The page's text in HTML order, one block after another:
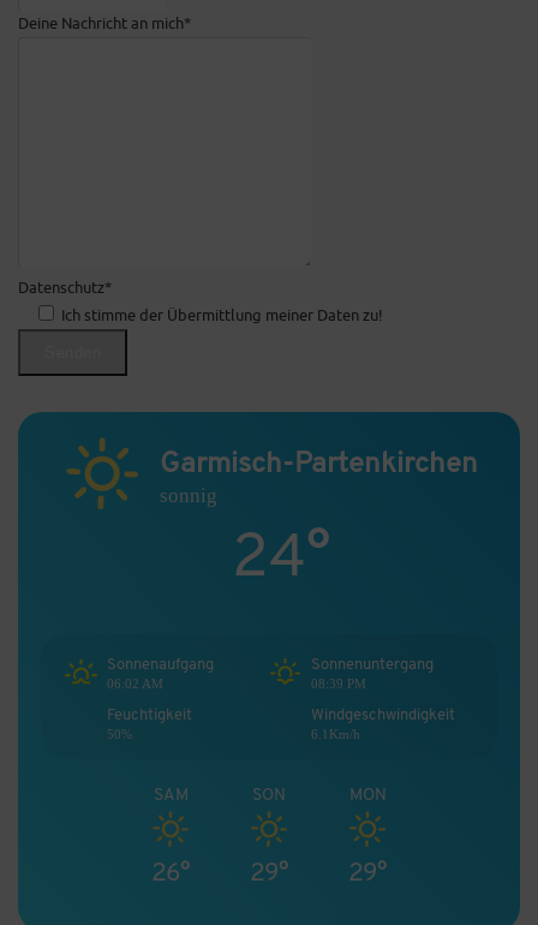
Deine Nachricht an mich*
Datenschutz*
Ich stimme der Übermittlung meiner Daten zu!
Garmisch-Partenkirchen
sonnig
24°
Sonnenaufgang
06:02 AM
Sonnenuntergang
08:39 PM
Feuchtigkeit
50%
Windgeschwindigkeit
6.1Km/h
SAM
26°
SON
29°
MON
29°